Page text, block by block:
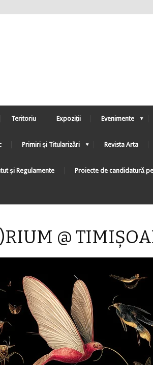
Teritoriu Expoziții Evenimente
Primiri și Titularizări Revista Arta
şi Regulamente Proiecte de candidatură
@